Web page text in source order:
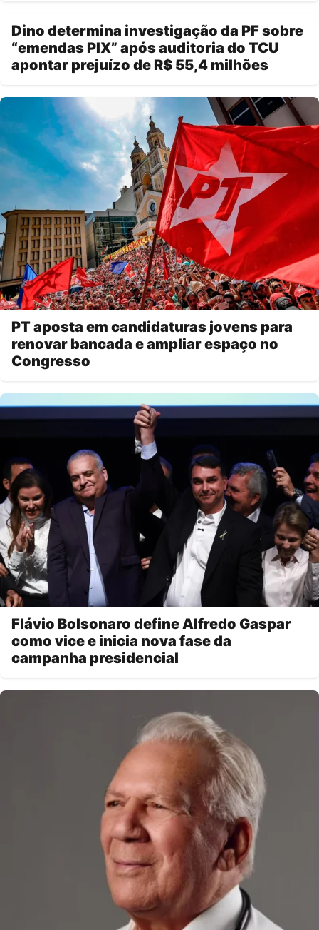
Dino determina investigação da PF sobre
“emendas PIX” após auditoria do TCU
apontar prejuízo de R$ 55,4 milhões
PT aposta em candidaturas jovens para
renovar bancada e ampliar espaço no
Congresso
Flávio Bolsonaro define Alfredo Gaspar
como vice e inicia nova fase da
campanha presidencial